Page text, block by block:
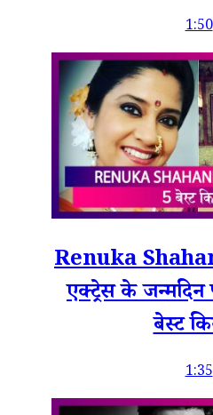
1:50
Renuka
एक्ट्रेस के
बेस्ट
1:35